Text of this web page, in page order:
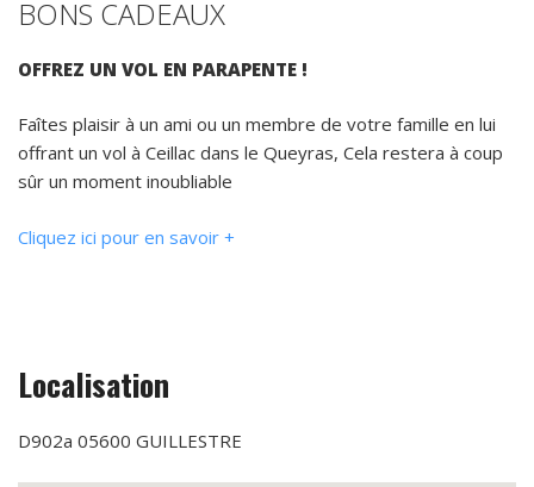
BONS CADEAUX
OFFREZ UN VOL EN PARAPENTE !
Faîtes plaisir à un ami ou un membre de votre famille en lui
offrant un vol à Ceillac dans le Queyras, Cela restera à coup
sûr un moment inoubliable
Cliquez ici pour en savoir +
Localisation
D902a 05600 GUILLESTRE